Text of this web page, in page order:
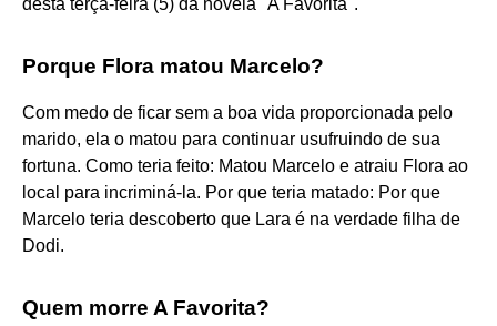
Porque Flora matou Marcelo?
Com medo de ficar sem a boa vida proporcionada pelo
marido, ela o matou para continuar usufruindo de sua
fortuna. Como teria feito: Matou Marcelo e atraiu Flora ao
local para incriminá-la. Por que teria matado: Por que
Marcelo teria descoberto que Lara é na verdade filha de
Dodi.
Quem morre A Favorita?